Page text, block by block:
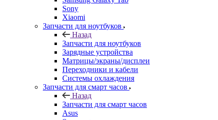
Samsung Galaxy Tab
Sony
Xiaomi
Запчасти для ноутбуков
Назад
Запчасти для ноутбуков
Зарядные устройства
Матрицы/экраны/дисплеи
Переходники и кабели
Системы охлаждения
Запчасти для смарт часов
Назад
Запчасти для смарт часов